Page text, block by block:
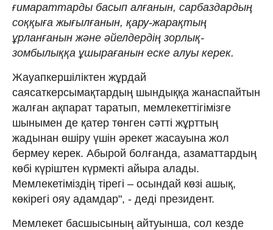
ғимараттарды басып алғанын, сарбаздардың
соққыға жығылғанын, қару-жарақтың
ұрланғанын және әйелдердің зорлық-
зомбылыққа ұшырағанын еске алуы керек.
Жауапкершіліктен жұрдай
саясаткерсымақтардың шындыққа жанаспайтын
жалған ақпарат таратып, мемлекеттігімізге
шынымен де қатер төнген сәтті жұрттың
жадынан өшіру үшін әрекет жасауына жол
бермеу керек. Абырой болғанда, азаматтардың
көбі күріштен күрмекті айыра алады.
Мемлекетіміздің тірегі – осындай көзі ашық,
көкірегі ояу адамдар", - деді президент.
Мемлекет басшысының айтуынша, сол кезде